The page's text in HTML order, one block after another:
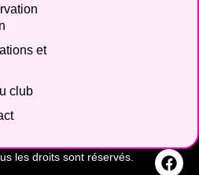
et
club
les droits sont réservés.